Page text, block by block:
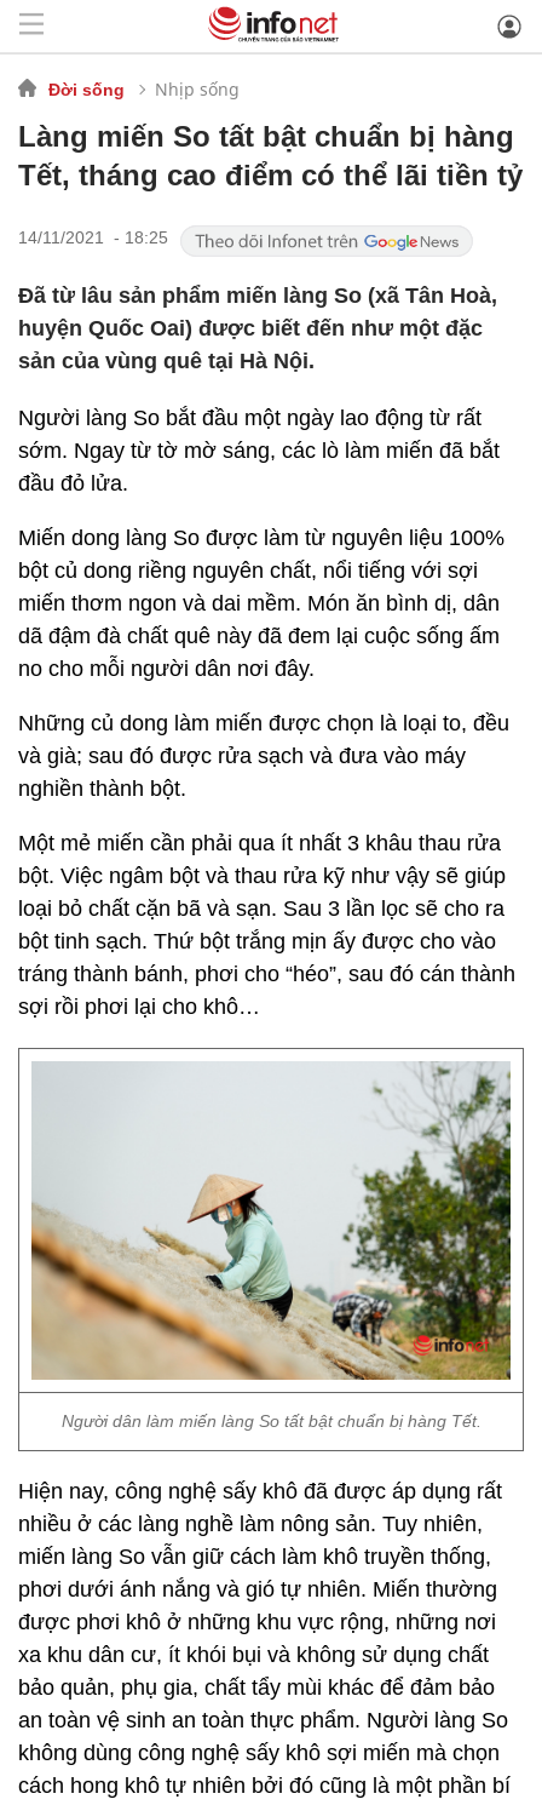
Đời sống Nhịp sống
Làng miến So tất bật chuẩn bị hàng
Tết, tháng cao điểm có thể lãi tiền tỷ
14/11/2021 - 18:25
Đã từ lâu sản phẩm miến làng So (xã Tân Hoà,
huyện Quốc Oai) được biết đến như một đặc
sản của vùng quê tại Hà Nội.
Người làng So bắt đầu một ngày lao động từ rất
sớm. Ngay từ tờ mờ sáng, các lò làm miến đã bắt
đầu đỏ lửa.
Miến dong làng So được làm từ nguyên liệu 100%
bột củ dong riềng nguyên chất, nổi tiếng với sợi
miến thơm ngon và dai mềm. Món ăn bình dị, dân
dã đậm đà chất quê này đã đem lại cuộc sống ấm
no cho mỗi người dân nơi đây.
Những củ dong làm miến được chọn là loại to, đều
và già; sau đó được rửa sạch và đưa vào máy
nghiền thành bột.
Một mẻ miến cần phải qua ít nhất 3 khâu thau rửa
bột. Việc ngâm bột và thau rửa kỹ như vậy sẽ giúp
loại bỏ chất cặn bã và sạn. Sau 3 lần lọc sẽ cho ra
bột tinh sạch. Thứ bột trắng mịn ấy được cho vào
tráng thành bánh, phơi cho “héo”, sau đó cán thành
sợi rồi phơi lại cho khô…
Người dân làm miến làng So tất bật chuẩn bị hàng Tết.
Hiện nay, công nghệ sấy khô đã được áp dụng rất
nhiều ở các làng nghề làm nông sản. Tuy nhiên,
miến làng So vẫn giữ cách làm khô truyền thống,
phơi dưới ánh nắng và gió tự nhiên. Miến thường
được phơi khô ở những khu vực rộng, những nơi
xa khu dân cư, ít khói bụi và không sử dụng chất
bảo quản, phụ gia, chất tẩy mùi khác để đảm bảo
an toàn vệ sinh an toàn thực phẩm. Người làng So
không dùng công nghệ sấy khô sợi miến mà chọn
cách hong khô tự nhiên bởi đó cũng là một phần bí